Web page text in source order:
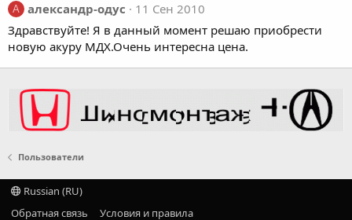
А александр-одус
11 Сен 2010
Здравствуйте! Я в данный момент решаю приобрести
новую акуру МДХ.Очень интересна цена.
Пользователи
Russian (RU)
Обратная связь
Условия и правила